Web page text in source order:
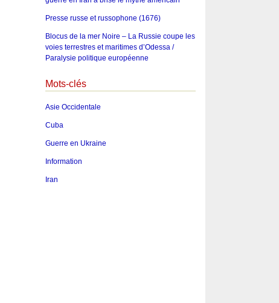
Presse russe et russophone (1676)
Blocus de la mer Noire – La Russie coupe les
voies terrestres et maritimes d’Odessa /
Paralysie politique européenne
Mots-clés
Asie Occidentale
Cuba
Guerre en Ukraine
Information
Iran